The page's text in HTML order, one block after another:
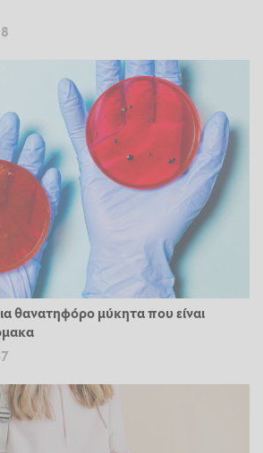
θανατηφόρο μύκητα που είναι